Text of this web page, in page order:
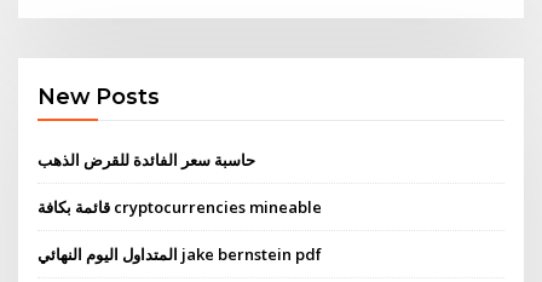
New Posts
حاسبة سعر الفائدة للقرض الذهب
قائمة بكافة cryptocurrencies mineable
المتداول اليوم النهائي jake bernstein pdf